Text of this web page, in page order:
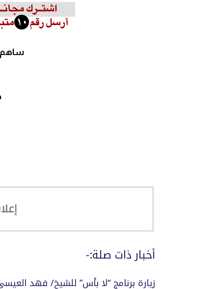
ساهم
أخبار ذات صلة:-
زيارة برنامج “لا بأس” للشيخ/ فهد